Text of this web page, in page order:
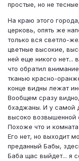
простые, но не
На краю этого
церковь, опять же
только вся светло-
цветные высокие,
ней еще никого нет...
что обратил
тканью красно-
конце видны лежат
Вообщем сразу
бхаджаны. И у самой
высоко возвышенной
Похоже что и
Его нет, но выходит
преданный Бабы,
Баба щас выйдет... я